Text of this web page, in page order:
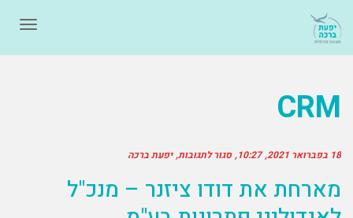
CRM
18 בפברואר 2021 10:27 סגור לתגובות יפעת ברכה
מארחת את דודו ציזנר – מנכ"ל